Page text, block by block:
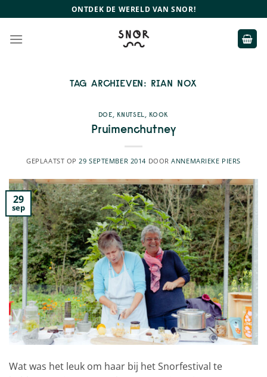
naar
inhoud
ONTDEK DE WERELD VAN SNOR!
TAG ARCHIEVEN: RIAN NOX
DOE, KNUTSEL, KOOK
Pruimenchutney
GEPLAATST OP 29 SEPTEMBER 2014 DOORANNEMARIEKE PIERS
29
sep
Wat was het leuk om haar bij het Snorfestival te